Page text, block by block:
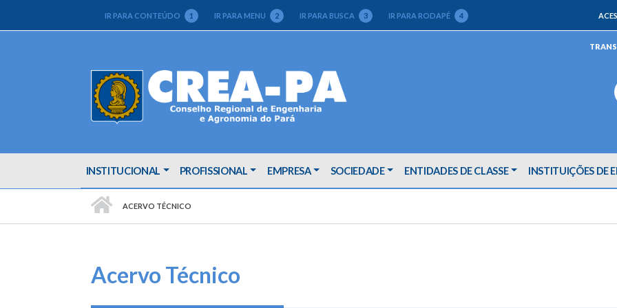
IR PARA CONTEÚDO 1 IR PARA MENU 2 IR PARA BUSCA 3 IR PARA RODAPÉ 4
INSTITUCIONAL PROFISSIONAL EMPRESA SOCIEDADE ENTIDADES DE CLASSE INSTITUIÇÕES DE
PÁGINA INICIAL
ACERVO TÉCNICO
Acervo Técnico